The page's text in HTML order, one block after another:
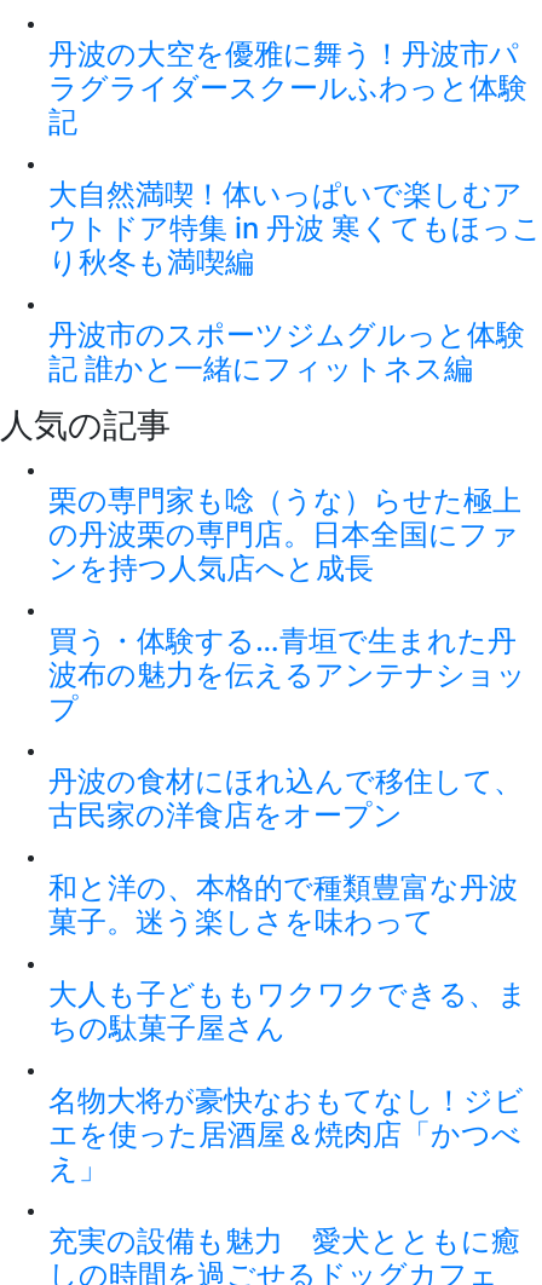
丹波の大空を優雅に舞う！丹波市パ
ラグライダースクールふわっと体験
記
大自然満喫！体いっぱいで楽しむア
ウトドア特集 in 丹波 寒くてもほっこ
り秋冬も満喫編
丹波市のスポーツジムグルっと体験
記 誰かと一緒にフィットネス編
人気の記事
栗の専門家も唸（うな）らせた極上
の丹波栗の専門店。日本全国にファ
ンを持つ人気店へと成長
買う・体験する…青垣で生まれた丹
波布の魅力を伝えるアンテナショッ
プ
丹波の食材にほれ込んで移住して、
古民家の洋食店をオープン
和と洋の、本格的で種類豊富な丹波
菓子。迷う楽しさを味わって
大人も子どももワクワクできる、ま
ちの駄菓子屋さん
名物大将が豪快なおもてなし！ジビ
エを使った居酒屋＆焼肉店「かつべ
え」
充実の設備も魅力 愛犬とともに癒
しの時間を過ごせるドッグカフェ